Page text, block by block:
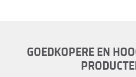
GOEDKOPERE EN